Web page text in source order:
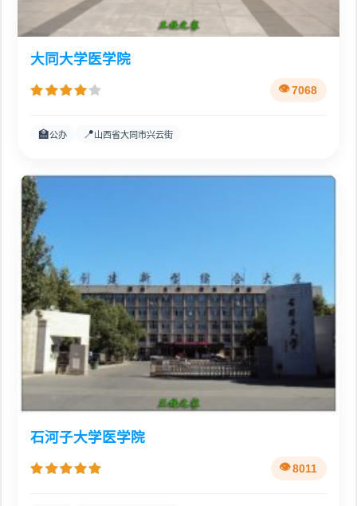
大同大学医学院
7068
🏫公办 📍山西省大同市兴云街
石河子大学医学院
8011